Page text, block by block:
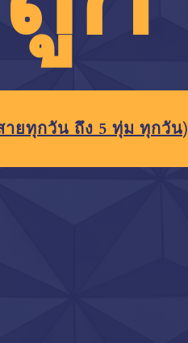
ายทุกวัน ถึง 5 ทุ่ม ทุกวัน)